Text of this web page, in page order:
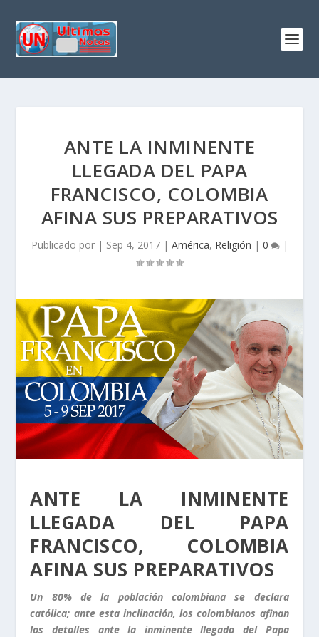
ANTE LA INMINENTE
LLEGADA DEL PAPA
FRANCISCO, COLOMBIA
AFINA SUS PREPARATIVOS
Publicado por | Sep 4, 2017| América, Religión | 0 |
ANTE LA INMINENTE
LLEGADA DEL PAPA
FRANCISCO, COLOMBIA
AFINA SUS PREPARATIVOS
Un 80% de la población colombiana se declara
católica; ante esta inclinación, los colombianos afinan
los detalles ante la inminente llegada del Papa